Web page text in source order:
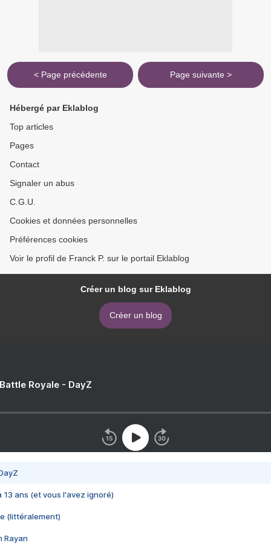
< Page précédente Page suivante >
Hébergé par Eklablog
Top articles
Pages
Contact
Signaler un abus
C.G.U.
Cookies et données personnelles
Préférences cookies
Voir le profil de Franck P. sur le portail Eklablog
Créer un blog sur Eklablog
Créer un blog
Royale - DayZ
13 ans (et vous l'avez ignoré)
(littéralement)
Rayan